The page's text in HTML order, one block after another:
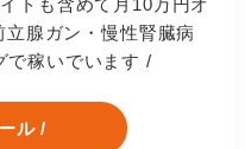
腺ガン・慢性腎臓病
で稼いでいます /
ル /